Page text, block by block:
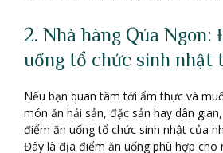
2. Nhà hàng Qúa Ngon:
uống tổ chức sinh nhật
Nếu bạn quan tâm tới ẩm thực và
món ăn hải sản, đặc sản hay dân
điểm ăn uống tổ chức sinh nhật của
Đây là địa điểm ăn uống phù hợp cho